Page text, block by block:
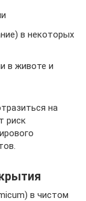
в некоторых
в животе и
на
риск
в чистом